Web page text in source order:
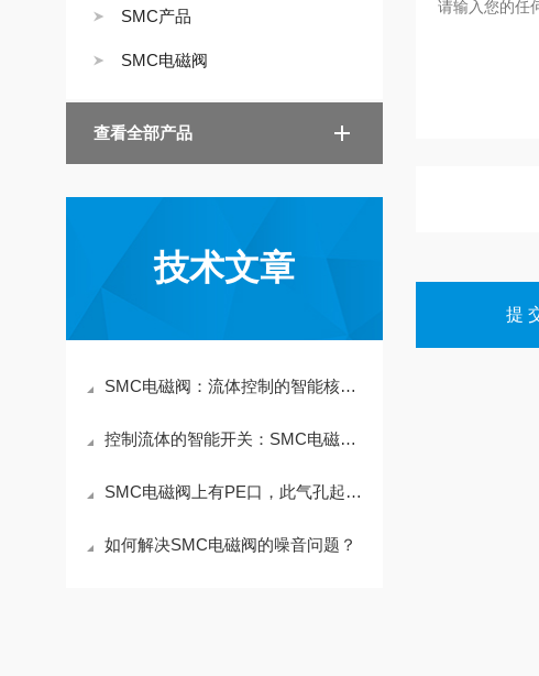
SMC产品
SMC电磁阀
查看全部产品
技术文章
SMC电磁阀：流体控制的智能核心与安全屏障
控制流体的智能开关：SMC电磁阀的技术革新
SMC电磁阀上有PE口，此气孔起到什么作用？
如何解决SMC电磁阀的噪音问题？